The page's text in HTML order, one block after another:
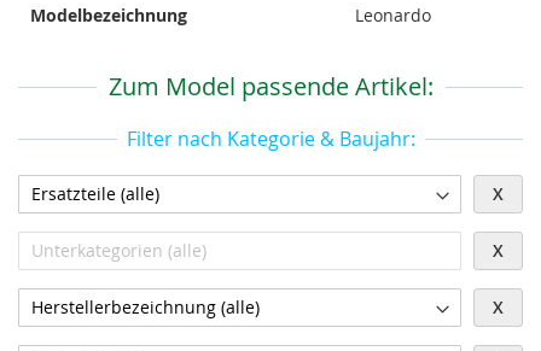
Modelbezeichnung Leonardo
Zum Model passende Artikel:
Filter nach Kategorie & Baujahr:
X
X
X